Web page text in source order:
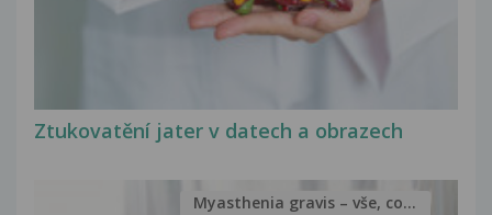
Ztukovatění jater v datech a obrazech
Myasthenia gravis – vše, co...